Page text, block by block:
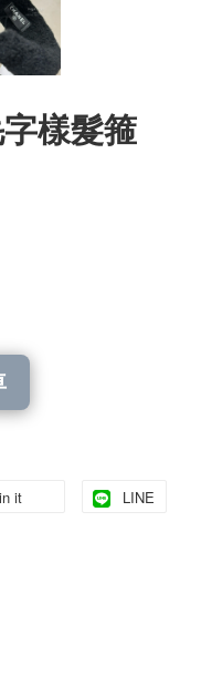
樣髮箍
it LINE